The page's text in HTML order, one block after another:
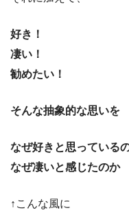
好き！
凄い！
勧めたい！
そんな抽象的な思いを
なぜ好きと思っている
なぜ凄いと感じたのか
↑こんな風に